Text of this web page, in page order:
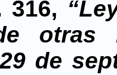
316,
otras
de